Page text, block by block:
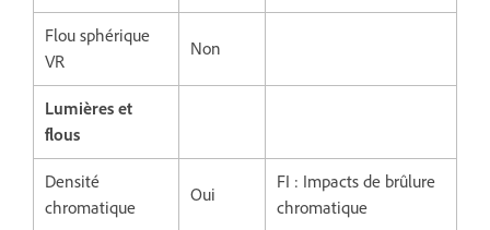
Flou sphérique
VR
Non
Lumières et
flous
Densité
chromatique
Oui
FI : Impacts de brûlure
chromatique